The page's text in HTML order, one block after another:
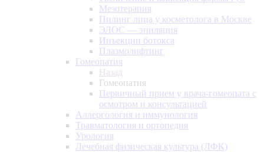
Мезотерапия
Пилинг лица у косметолога в Москве
ЭЛОС — эпиляция
Инъекции ботокса
Плазмолифтинг
Гомеопатия
Назад
Гомеопатия
Первичный прием у врача-гомеопата с
осмотром и консультацией
Аллергология и иммунология
Травматология и ортопедия
Урология
Лечебная физическая культура (ЛФК)